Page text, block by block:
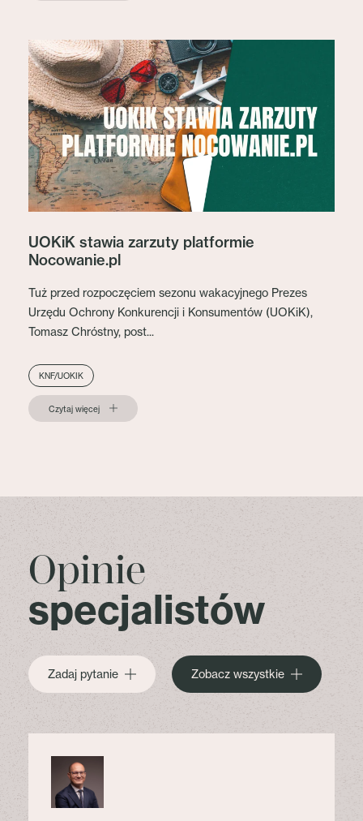
UOKiK stawia zarzuty platformie
Nocowanie.pl
Tuż przed rozpoczęciem sezonu wakacyjnego Prezes
Urzędu Ochrony Konkurencji i Konsumentów (UOKiK),
Tomasz Chróstny, post...
KNF/UOKIK
Czytaj więcej
Opinie
specjalistów
Zadaj pytanie Zobacz wszystkie